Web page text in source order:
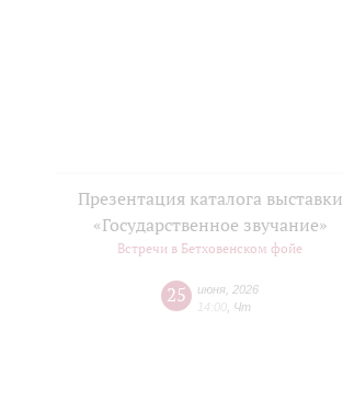
Презентация каталога выставки
«Государственное звучание»
Встречи в Бетховенском фойе
25 июня 2026
14:00 Чт